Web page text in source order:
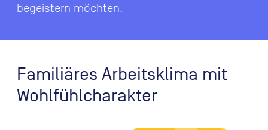
begeistern möchten.
Familiäres Arbeitsklima mit
Wohlfühlcharakter